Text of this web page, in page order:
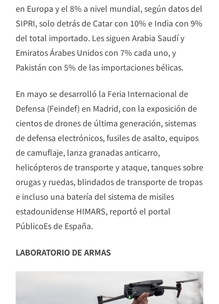
en Europa y el 8% a nivel mundial, según datos del
SIPRI, solo detrás de Catar con 10% e India con 9%
del total importado. Les siguen Arabia Saudí y
Emiratos Árabes Unidos con 7% cada uno, y
Pakistán con 5% de las importaciones bélicas.
En mayo se desarrolló la Feria Internacional de
Defensa (Feindef) en Madrid, con la exposición de
cientos de drones de última generación, sistemas
de defensa electrónicos, fusiles de asalto, equipos
de camuflaje, lanza granadas anticarro,
helicópteros de transporte y ataque, tanques sobre
orugas y ruedas, blindados de transporte de tropas
e incluso una batería del sistema de misiles
estadounidense HIMARS, reportó el portal
PúblicoEs de España.
LABORATORIO DE ARMAS